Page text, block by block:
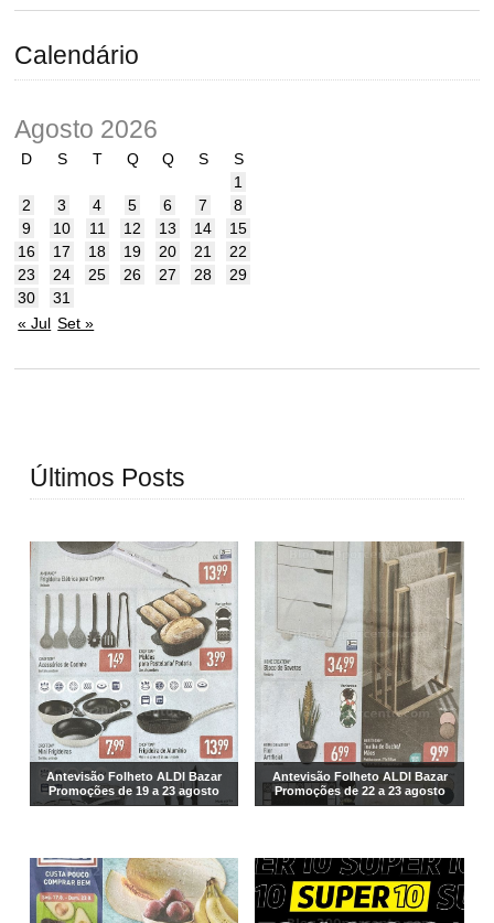
Calendário
Agosto 2026
D S T Q Q S
S
1
2
3 4 5 6 7
8
9
10 11 12 13 14
15
16
17 18 19 20 21
22
23
24 25 26 27 28
29
30
31
« Jul Set »
Últimos Posts
Antevisão Folheto ALDI Bazar
Promoções de 19 a 23 agosto
Antevisão Folheto ALDI Bazar
Promoções de 22 a 23 agosto